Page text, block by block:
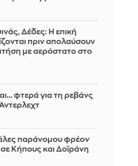
Δέδες: Η επική
πριν απολαύσουν
με αερόστατο στο
φτερά για τη ρεβάνς
παράνομου φρέον
Κήπους και Δοϊράνη